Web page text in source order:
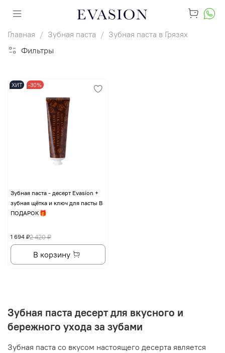
Главная Зубная паста
Зубная паста в Грязях
Фильтры
ХИТ -30%
Зубная паста - десерт Evasion +
зубная щётка и ключ для пасты В
ПОДАРОК🎁
2 420 ₽
1 694 ₽
В корзину
Зубная паста десерт для вкусного и
бережного ухода за зубами
Зубная паста со вкусом настоящего десерта является